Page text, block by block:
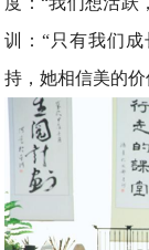
训：“只有我们
持，她相信美的价